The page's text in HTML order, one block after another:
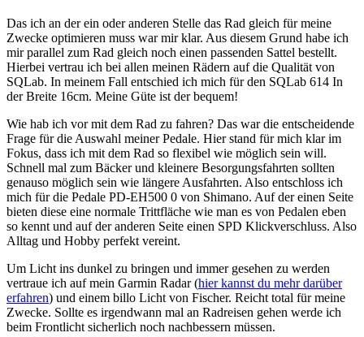
Das ich an der ein oder anderen Stelle das Rad gleich für meine
Zwecke optimieren muss war mir klar. Aus diesem Grund habe ich
mir parallel zum Rad gleich noch einen passenden Sattel bestellt.
Hierbei vertrau ich bei allen meinen Rädern auf die Qualität von
SQLab. In meinem Fall entschied ich mich für den SQLab 614 In
der Breite 16cm. Meine Güte ist der bequem!
Wie hab ich vor mit dem Rad zu fahren? Das war die entscheidende
Frage für die Auswahl meiner Pedale. Hier stand für mich klar im
Fokus, dass ich mit dem Rad so flexibel wie möglich sein will.
Schnell mal zum Bäcker und kleinere Besorgungsfahrten sollten
genauso möglich sein wie längere Ausfahrten. Also entschloss ich
mich für die Pedale PD-EH500 0 von Shimano. Auf der einen Seite
bieten diese eine normale Trittfläche wie man es von Pedalen eben
so kennt und auf der anderen Seite einen SPD Klickverschluss. Also
Alltag und Hobby perfekt vereint.
Um Licht ins dunkel zu bringen und immer gesehen zu werden
vertraue ich auf mein Garmin Radar (hier kannst du mehr darüber
erfahren) und einem billo Licht von Fischer. Reicht total für meine
Zwecke. Sollte es irgendwann mal an Radreisen gehen werde ich
beim Frontlicht sicherlich noch nachbessern müssen.